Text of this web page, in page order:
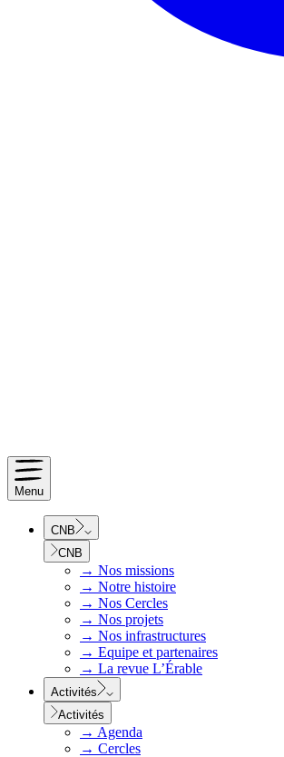
Menu
CNB
CNB
→ Nos missions
→ Notre histoire
→ Nos Cercles
→ Nos projets
→ Nos infrastructures
→ Equipe et partenaires
→ La revue L’Érable
Activités
Activités
→ Agenda
→ Cercles